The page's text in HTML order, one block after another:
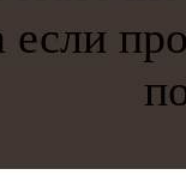
если